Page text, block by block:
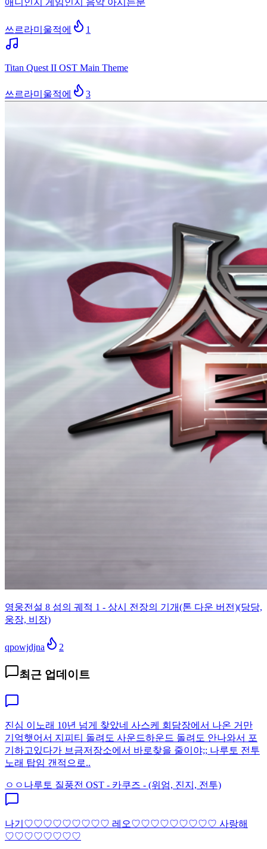
애니인지 게임인지 음악 아시는분
쓰르라미울적에 1
Titan Quest II OST Main Theme
쓰르라미울적에 3
영웅전설 8 섬의 궤적 1 - 상시 전장의 기개(톤 다운 버전)(당당,
웅장, 비장)
qpowjdjna 2
최근 업데이트
진심 이노래 10년 넘게 찾았네 사스케 회담장에서 나온 거만
기억햇어서 지피티 돌려도 사운드하운드 돌려도 안나와서 포
기하고있다가 브금저장소에서 바로찾을 줄이야;; 나루토 전투
노래 탑임 갠적으로..
ㅇㅇ 나루토 질풍전 OST - 카쿠즈 - (위엄, 진지, 전투)
나기♡♡♡♡♡♡♡♡♡ 레오♡♡♡♡♡♡♡♡♡ 사랑해
♡♡♡♡♡♡♡♡